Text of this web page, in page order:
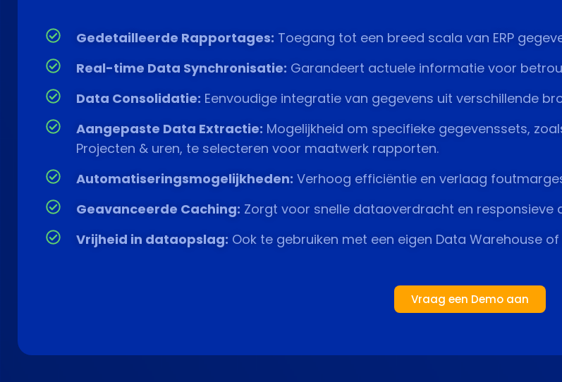
Gedetailleerde Rapportages: Toegang tot een breed scala van ERP
Real-time Data Synchronisatie: Garandeert actuele informatie voor
Data Consolidatie: Eenvoudige integratie van gegevens uit verschillende
Aangepaste Data Extractie: Mogelijkheid om specifieke gegevenssets,
Projecten & uren, te selecteren voor maatwerk rapporten.
Automatiseringsmogelijkheden: Verhoog efficiëntie en verlaag
Geavanceerde Caching: Zorgt voor snelle dataoverdracht en responsieve
Vrijheid in dataopslag: Ook te gebruiken met een eigen Data Warehouse of
Vraag een Demo aan